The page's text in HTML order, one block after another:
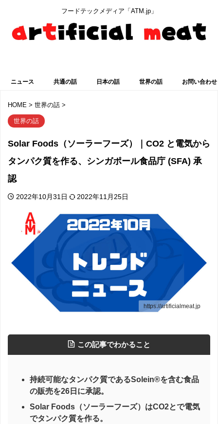
フードテックメディア「ATM.jp」
ニュース 共通の話 日本の話 世界の話 お問い合わせ
HOME > 世界の話 >
世界の話
Solar Foods（ソーラーフーズ）｜CO2 と電気から
タンパク質を作る、シンガポール食品庁 (SFA) 承
認
2022年10月31日 2022年11月25日
https://artificialmeat.jp
この記事でわかること
持続可能なタンパク質であるSolein®を含む食品
の販売を26日に承認。
Solar Foods（ソーラーフーズ）はCO2とで電気
でタンパク質を作る。